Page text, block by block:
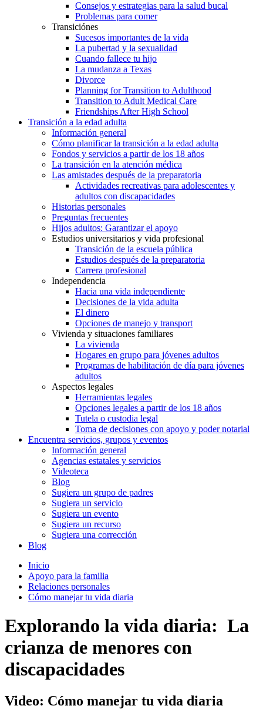
Consejos y estrategias para la salud bucal
Problemas para comer
Transiciónes
Sucesos importantes de la vida
La pubertad y la sexualidad
Cuando fallece tu hijo
La mudanza a Texas
Divorce
Planning for Transition to Adulthood
Transition to Adult Medical Care
Friendships After High School
Transición a la edad adulta
Información general
Cómo planificar la transición a la edad adulta
Fondos y servicios a partir de los 18 años
La transición en la atención médica
Las amistades después de la preparatoria
Actividades recreativas para adolescentes y
adultos con discapacidades
Historias personales
Preguntas frecuentes
Hijos adultos: Garantizar el apoyo
Estudios universitarios y vida profesional
Transición de la escuela pública
Estudios después de la preparatoria
Carrera profesional
Independencia
Hacia una vida independiente
Decisiones de la vida adulta
El dinero
Opciones de manejo y transport
Vivienda y situaciones familiares
La vivienda
Hogares en grupo para jóvenes adultos
Programas de habilitación de día para jóvenes
adultos
Aspectos legales
Herramientas legales
Opciones legales a partir de los 18 años
Tutela o custodia legal
Toma de decisiones con apoyo y poder notarial
Encuentra servicios, grupos y eventos
Información general
Agencias estatales y servicios
Videoteca
Blog
Sugiera un grupo de padres
Sugiera un servicio
Sugiera un evento
Sugiera un recurso
Sugiera una corrección
Blog
Inicio
Apoyo para la familia
Relaciones personales
Cómo manejar tu vida diaria
Explorando la vida diaria: La
crianza de menores con
discapacidades
Video: Cómo manejar tu vida diaria